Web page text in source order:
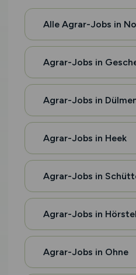
Alle Agrar-Jobs in
Agrar-Jobs in
Agrar-Jobs in
Agrar-Jobs in Heek
Agrar-Jobs in
Agrar-Jobs in Hörstel
Agrar-Jobs in Ohne